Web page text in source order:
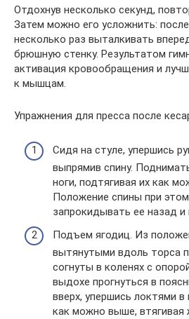
Отдохнув несколько секунд,
Затем можно его усложнить:
несколько раз выталкивать
брюшную стенку. Результатом
активация кровообращения и
к мышцам.
Упражнения для пресса после
Сидя на стуле, упершись
выпрямив спину.
ноги, подтягивая их как
Положение спины при
запрокидывать ее назад и
Подъем ягодиц. Из
вытянутыми вдоль торса
согнуты в коленях с
выдохе прогнуться в
вверх, упершись локтями
как можно выше, втягивая